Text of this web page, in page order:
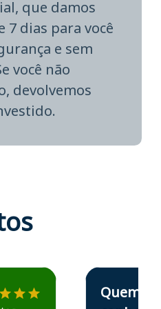
que damos
7 dias para você
e sem
você não
devolvemos
o Aprova Concursos emEstudante Elais
Quem